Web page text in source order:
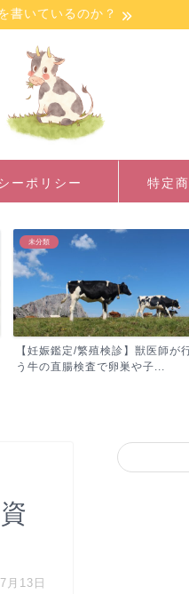
書いているのか？
ーポリシー
特定
未分類
【現役獣医師が語る】臨床獣医師
獣医学生におすすめの聴診...
月13日